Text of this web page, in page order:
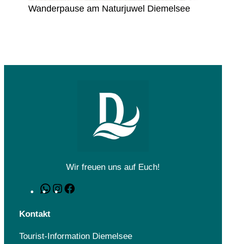
Wanderpause am Naturjuwel Diemelsee
Wir freuen uns auf Euch!
WhatsApp
Instagram
Kontakt
Tourist-Information Diemelsee